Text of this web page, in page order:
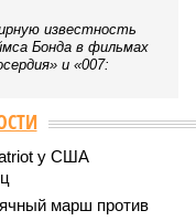
«Сказочного
ждать от
достройки
дольщиков